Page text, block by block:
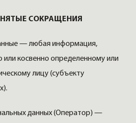
СОКРАЩЕНИЯ
— любая информация,
или косвенно определенному или
лицу (субъекту
данных (Оператор) —